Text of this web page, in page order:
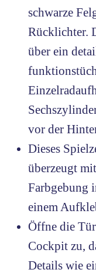
schwarze
Rücklichter.
über ein
vor der
Dieses
überzeugt
Farbgebung
einem
Öffne die
Cockpit zu,
Details wie